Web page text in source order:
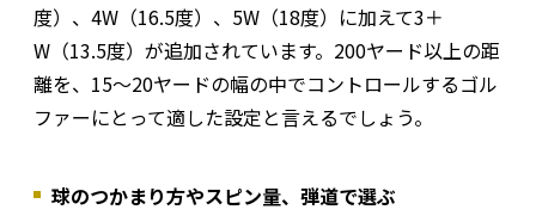
度）、4W（16.5度）、5W（18度）に加えて3＋
W（13.5度）が追加されています。200ヤード以上の距
離を、15〜20ヤードの幅の中でコントロールするゴル
ファーにとって適した設定と言えるでしょう。
球のつかまり方やスピン量、弾道で選ぶ